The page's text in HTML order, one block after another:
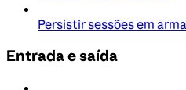
Persistir sessões em
Entrada e saída